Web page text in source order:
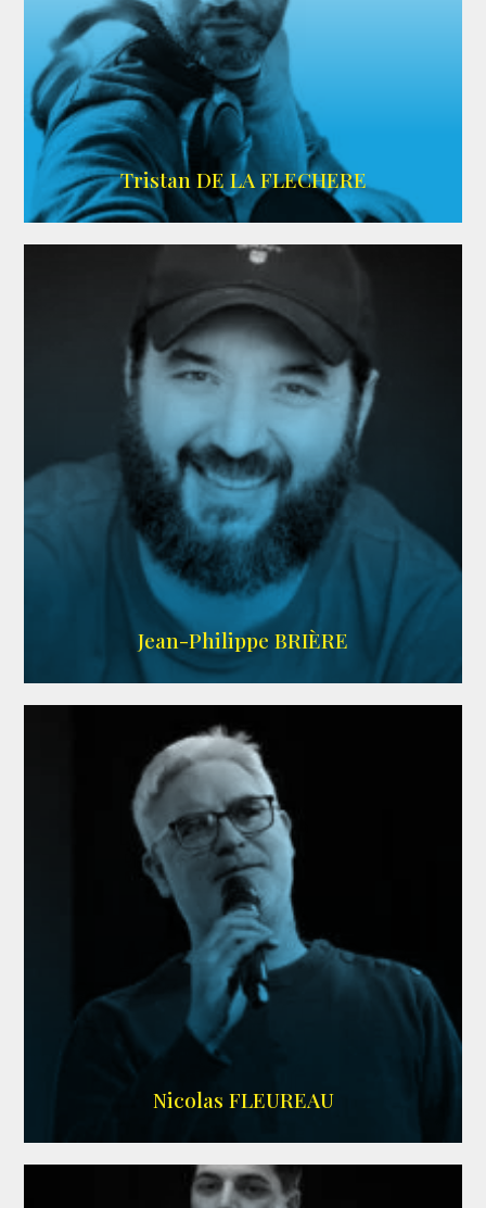
IMDB
Tristan DE LA FLECHERE
LINKEDIN
Jean-Philippe BRIÈRE
Nicolas FLEUREAU